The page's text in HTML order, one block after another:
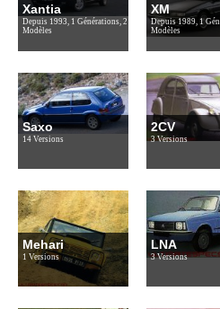
Xantia
Depuis 1993, 1 Générations, 2
Modèles
XM
Depuis 1989, 1
Modèles
Saxo
14 Versions
2CV
3 Versions
Mehari
1 Versions
LNA
3 Versions